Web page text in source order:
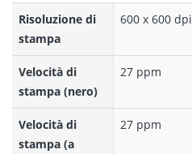
Risoluzione di
stampa
600 x 600 dpi
Velocità di
stampa (nero)
27 ppm
Velocità di
stampa (a
27 ppm